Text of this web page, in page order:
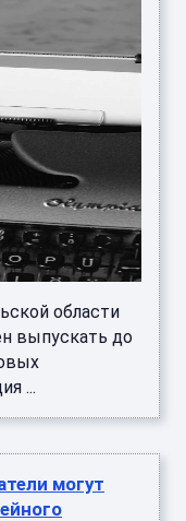
области
выпускать до
...
могут